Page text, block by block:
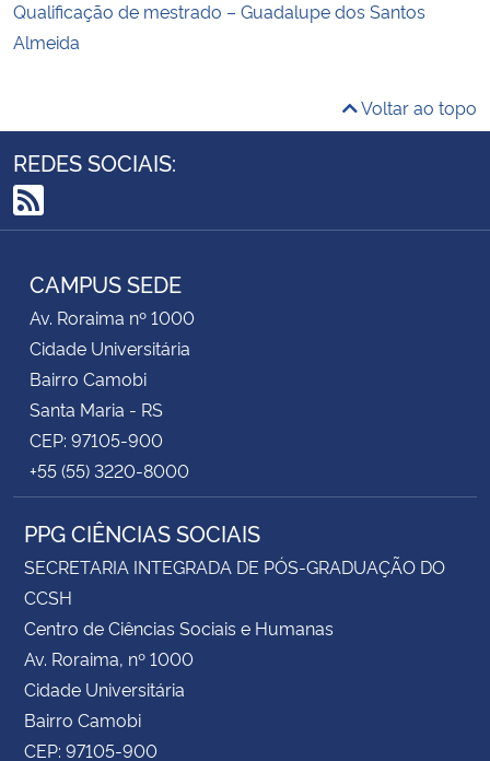
Qualificação de mestrado – Guadalupe dos Santos
Almeida
Voltar ao topo
REDES SOCIAIS:
RSS
CAMPUS SEDE
Av. Roraima nº 1000
Cidade Universitária
Bairro Camobi
Santa Maria - RS
CEP: 97105-900
+55 (55) 3220-8000
PPG CIÊNCIAS SOCIAIS
SECRETARIA INTEGRADA DE PÓS-GRADUAÇÃO DO
CCSH
Centro de Ciências Sociais e Humanas
Av. Roraima, nº 1000
Cidade Universitária
Bairro Camobi
CEP: 97105-900